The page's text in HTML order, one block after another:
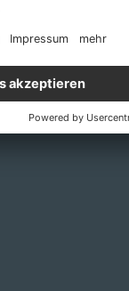
Tickets für